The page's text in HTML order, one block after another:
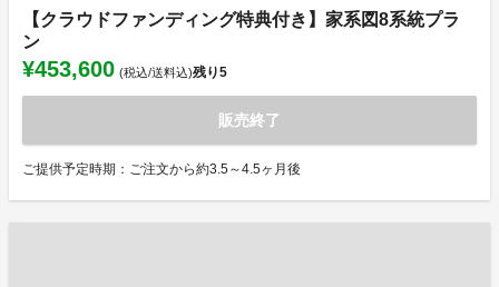
【クラウドファンディング特典付き】家系図8系統プラ
ン
¥453,600 (税込/送料込)残り5
販売終了
ご提供予定時期：ご注文から約3.5～4.5ヶ月後